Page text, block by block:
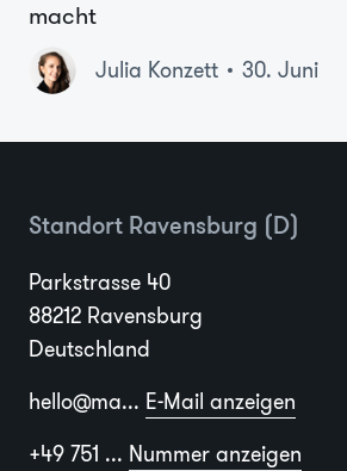
macht
Julia Konzett 30. Juni
Standort Ravensburg (D)
Parkstrasse 40
88212 Ravensburg
Deutschland
hello@ma... E-Mail anzeigen
+49 751 ... Nummer anzeigen